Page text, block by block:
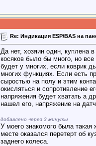
Re: Индикация ESP/BAS на
Да нет, хозяин один, куплена
косяков было бы много, но все
будет у многих, если коврик
многих функциях. Если есть
сыростью на полу и этим
окисляться и сопротивление
напряжения будет хватать а
нашел его, напряжение на
добавлено через 3 минуты
У моего знакомого была
месте оказался перетерт об
заднего колеса.